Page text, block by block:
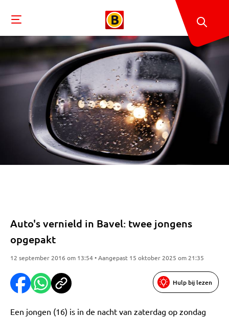
Auto's vernield in Bavel: twee jongens
opgepakt
12 september 2016 om 13:54 • Aangepast 15 oktober 2025 om 21:35
Hulp bij lezen
Een jongen (16) is in de nacht van zaterdag op zondag